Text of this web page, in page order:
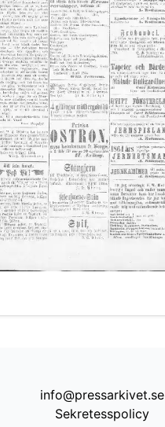
info@pressarkivet.se
Sekretesspolicy